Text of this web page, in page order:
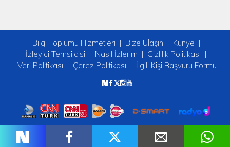
Bilgi Toplumu Hizmetleri Bize Ulaşın
Künye
İzleyici Temsilcisi
Nasıl İzlerim
Gizlilik Politikası
Veri Politikası
Çerez Politikası İlgili Kişi Başvuru Formu